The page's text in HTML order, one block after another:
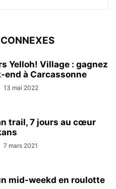
Yelloh! Village : gagnez
end à Carcassonne
13 mai 2022
trail, 7 jours au cœur
7 mars 2021
mid-weekd en roulotte